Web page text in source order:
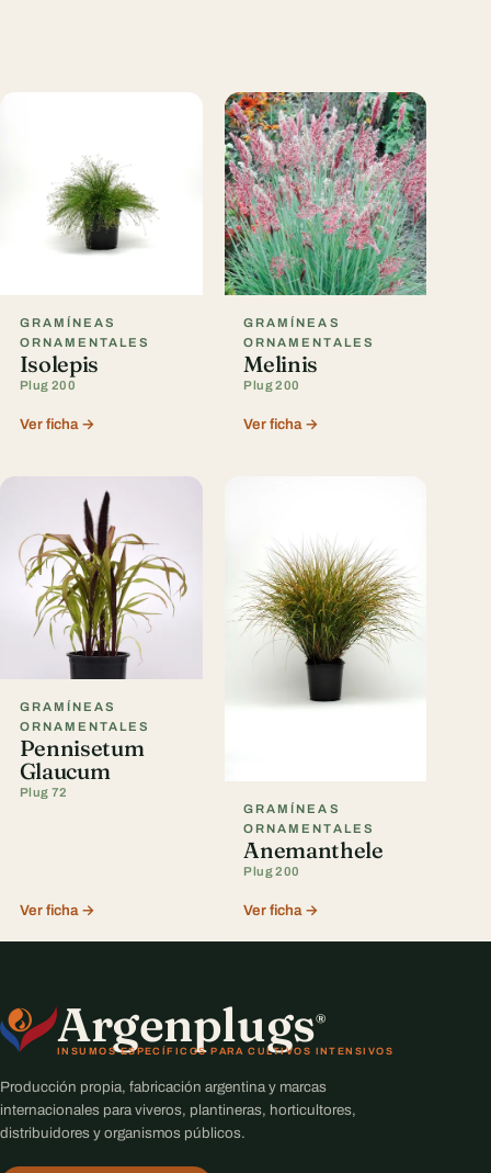
GRAMÍNEAS
ORNAMENTALES
Isolepis
Plug 200
Ver ficha →
GRAMÍNEAS
ORNAMENTALES
Melinis
Plug 200
Ver ficha →
GRAMÍNEAS
ORNAMENTALES
Pennisetum
Glaucum
Plug 72
Ver ficha →
GRAMÍNEAS
ORNAMENTALES
Anemanthele
Plug 200
Ver ficha →
Argenplugs®
INSUMOS ESPECÍFICOS PARA CULTIVOS INTENSIVOS
Producción propia, fabricación argentina y marcas
internacionales para viveros, plantineras, horticultores,
distribuidores y organismos públicos.